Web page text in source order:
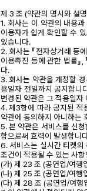
제 3 조 (약관의 명시와 설
1. 회사는 이 약관의 내용
이용자가 쉽게 확인할 수
있습니다.
2. 회사는 『전자상거래 등
이용촉진 등에 관한 법률』
다.
3. 회사는 약관을 개정할
용일자 전일까지 공지합니
변경된 약관은 그 적용일
4. 제3항에 따라 공지된 적
약관에 동의하지 아니하는
5. 본 약관은 서비스를 신
함으로써 효력이 발생합니
6. 서비스는 실시간 티켓의
조건이 적용될 수 있는 사
(가) 제 23 조 (공연업/여행
(나) 제 25 조 (공연업/여행
(다) 제 28 조 (공연업/여행